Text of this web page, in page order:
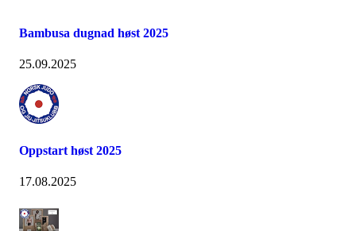
Bambusa dugnad høst 2025
25.09.2025
Oppstart høst 2025
17.08.2025